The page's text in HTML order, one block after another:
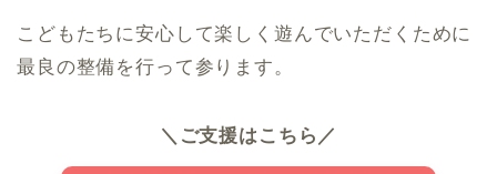
こどもたちに安心して楽しく遊んでいただくために
最良の整備を行って参ります。
＼ご支援はこちら／